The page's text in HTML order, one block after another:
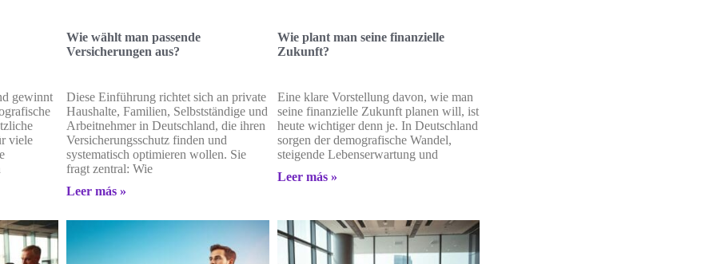
gewinnt
viele
Wie wählt man passende
Versicherungen aus?
Diese Einführung richtet sich an private
Haushalte, Familien, Selbstständige und
Arbeitnehmer in Deutschland, die ihren
Versicherungsschutz finden und
systematisch optimieren wollen. Sie
fragt zentral: Wie
Leer más »
Wie plant man seine finanzielle
Zukunft?
Eine klare Vorstellung davon, wie man
seine finanzielle Zukunft planen will, ist
heute wichtiger denn je. In Deutschland
sorgen der demografische Wandel,
steigende Lebenserwartung und
Leer más »